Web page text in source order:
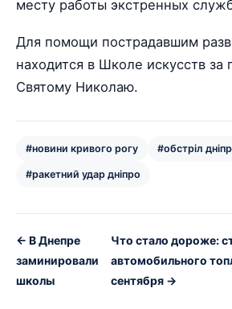
месту работы экстренных
Для помощи пострадавшим
находится в Школе искусств за
Святому Николаю.
#новини кривого рогу #обстріл
#ракетний удар дніпро
← В Днепре
заминировали
школы
Что стало дороже:
автомобильного
сентября →